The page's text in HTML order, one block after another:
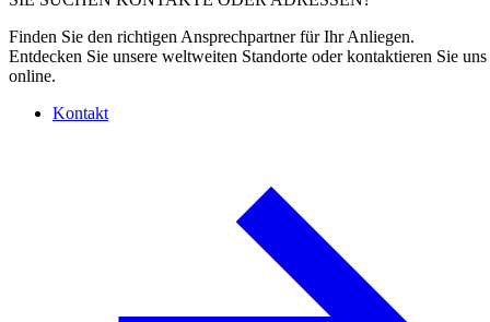
Finden Sie den richtigen Ansprechpartner für Ihr Anliegen.
Entdecken Sie unsere weltweiten Standorte oder kontaktieren Sie uns
online.
Kontakt